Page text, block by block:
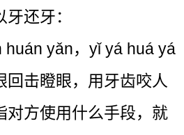
还牙：
huán yǎn，yǐ yá huá yá
回击瞪眼，用牙齿咬人
对方使用什么手段，就